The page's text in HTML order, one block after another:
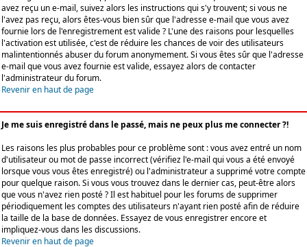
avez reçu un e-mail, suivez alors les instructions qui s'y trouvent; si vous ne
l'avez pas reçu, alors êtes-vous bien sûr que l'adresse e-mail que vous avez
fournie lors de l'enregistrement est valide ? L'une des raisons pour lesquelles
l'activation est utilisée, c'est de réduire les chances de voir des utilisateurs
malintentionnés abuser du forum anonymement. Si vous êtes sûr que l'adresse
e-mail que vous avez fournie est valide, essayez alors de contacter
l'administrateur du forum.
Revenir en haut de page
Je me suis enregistré dans le passé, mais ne peux plus me connecter ?!
Les raisons les plus probables pour ce problème sont : vous avez entré un nom
d'utilisateur ou mot de passe incorrect (vérifiez l'e-mail qui vous a été envoyé
lorsque vous vous êtes enregistré) ou l'administrateur a supprimé votre compte
pour quelque raison. Si vous vous trouvez dans le dernier cas, peut-être alors
que vous n'avez rien posté ? Il est habituel pour les forums de supprimer
périodiquement les comptes des utilisateurs n'ayant rien posté afin de réduire
la taille de la base de données. Essayez de vous enregistrer encore et
impliquez-vous dans les discussions.
Revenir en haut de page